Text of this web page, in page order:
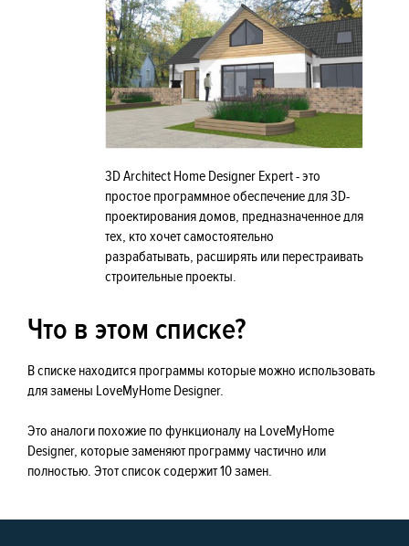
3D Architect Home Designer Expert - это
простое программное обеспечение для 3D-
проектирования домов, предназначенное для
тех, кто хочет самостоятельно
разрабатывать, расширять или перестраивать
строительные проекты.
Что в этом списке?
В списке находится программы которые можно использовать
для замены LoveMyHome Designer.
Это аналоги похожие по функционалу на LoveMyHome
Designer, которые заменяют программу частично или
полностью. Этот список содержит 10 замен.